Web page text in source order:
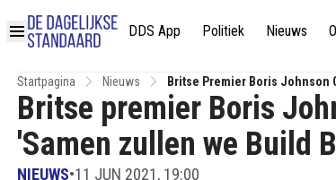
DDS App Politiek Nieuws
Startpagina Nieuws Britse Premier Boris Johnson
Britse premier Boris
'Samen zullen we Build
NIEUWS•11 JUN 2021, 19:00